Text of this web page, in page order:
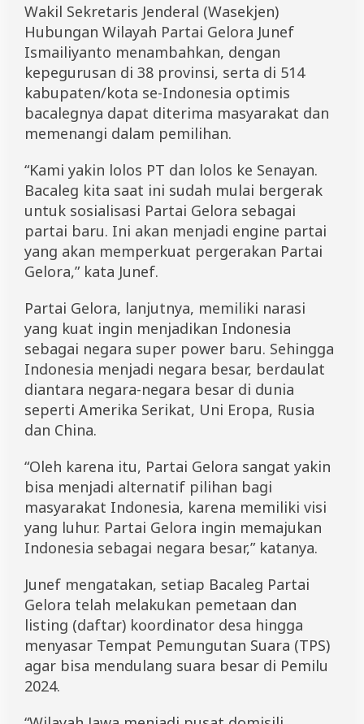
Wakil Sekretaris Jenderal (Wasekjen)
Hubungan Wilayah Partai Gelora Junef
Ismailiyanto menambahkan, dengan
kepegurusan di 38 provinsi, serta di 514
kabupaten/kota se-Indonesia optimis
bacalegnya dapat diterima masyarakat dan
memenangi dalam pemilihan.
“Kami yakin lolos PT dan lolos ke Senayan.
Bacaleg kita saat ini sudah mulai bergerak
untuk sosialisasi Partai Gelora sebagai
partai baru. Ini akan menjadi engine partai
yang akan memperkuat pergerakan Partai
Gelora,” kata Junef.
Partai Gelora, lanjutnya, memiliki narasi
yang kuat ingin menjadikan Indonesia
sebagai negara super power baru. Sehingga
Indonesia menjadi negara besar, berdaulat
diantara negara-negara besar di dunia
seperti Amerika Serikat, Uni Eropa, Rusia
dan China.
“Oleh karena itu, Partai Gelora sangat yakin
bisa menjadi alternatif pilihan bagi
masyarakat Indonesia, karena memiliki visi
yang luhur. Partai Gelora ingin memajukan
Indonesia sebagai negara besar,” katanya.
Junef mengatakan, setiap Bacaleg Partai
Gelora telah melakukan pemetaan dan
listing (daftar) koordinator desa hingga
menyasar Tempat Pemungutan Suara (TPS)
agar bisa mendulang suara besar di Pemilu
2024.